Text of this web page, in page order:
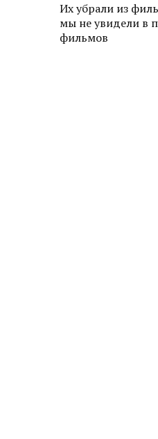
Их убрали из
мы не увидели в
фильмов